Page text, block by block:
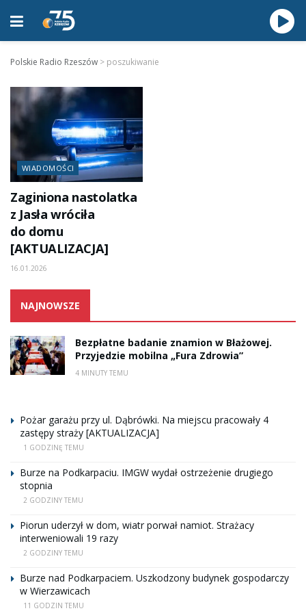
Polskie Radio Rzeszów > poszukiwanie
WIADOMOŚCI
Zaginiona nastolatka
z Jasła wróciła
do domu
[AKTUALIZACJA]
16.01.2026
NAJNOWSZE
Bezpłatne badanie znamion w Błażowej.
Przyjedzie mobilna „Fura Zdrowia”
4 MINUTY TEMU
Pożar garażu przy ul. Dąbrówki. Na miejscu pracowały 4
zastępy straży [AKTUALIZACJA]
1 GODZINĘ TEMU
Burze na Podkarpaciu. IMGW wydał ostrzeżenie drugiego
stopnia
2 GODZINY TEMU
Piorun uderzył w dom, wiatr porwał namiot. Strażacy
interweniowali 19 razy
2 GODZINY TEMU
Burze nad Podkarpaciem. Uszkodzony budynek gospodarczy
w Wierzawicach
11 GODZIN TEMU